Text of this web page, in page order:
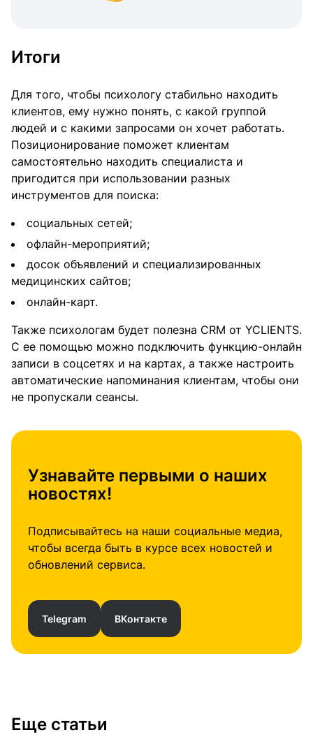
Итоги
Для того, чтобы психологу стабильно находить
клиентов, ему нужно понять, с какой группой
людей и с какими запросами он хочет работать.
Позиционирование поможет клиентам
самостоятельно находить специалиста и
пригодится при использовании разных
инструментов для поиска:
социальных сетей;
офлайн-мероприятий;
досок объявлений и специализированных
медицинских сайтов;
онлайн-карт.
Также психологам будет полезна CRM от YCLIENTS.
С ее помощью можно подключить функцию-онлайн
записи в соцсетях и на картах, а также настроить
автоматические напоминания клиентам, чтобы они
не пропускали сеансы.
Узнавайте первыми о наших
новостях!
Подписывайтесь на наши социальные медиа,
чтобы всегда быть в курсе всех новостей и
обновлений сервиса.
Telegram ВКонтакте
Еще статьи